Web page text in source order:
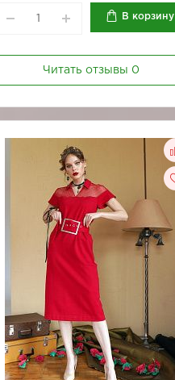
В корзину
Читать отзывы 0